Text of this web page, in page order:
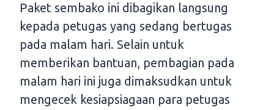
Paket sembako ini dibagikan langsung
kepada petugas yang sedang bertugas
pada malam hari. Selain untuk
memberikan bantuan, pembagian pada
malam hari ini juga dimaksudkan untuk
mengecek kesiapsiagaan para petugas